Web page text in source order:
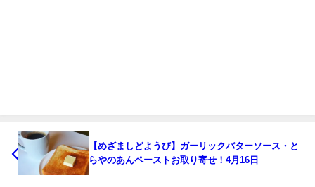
【めざましどようび】ガーリックバターソース・と
らやのあんペーストお取り寄せ！4月16日